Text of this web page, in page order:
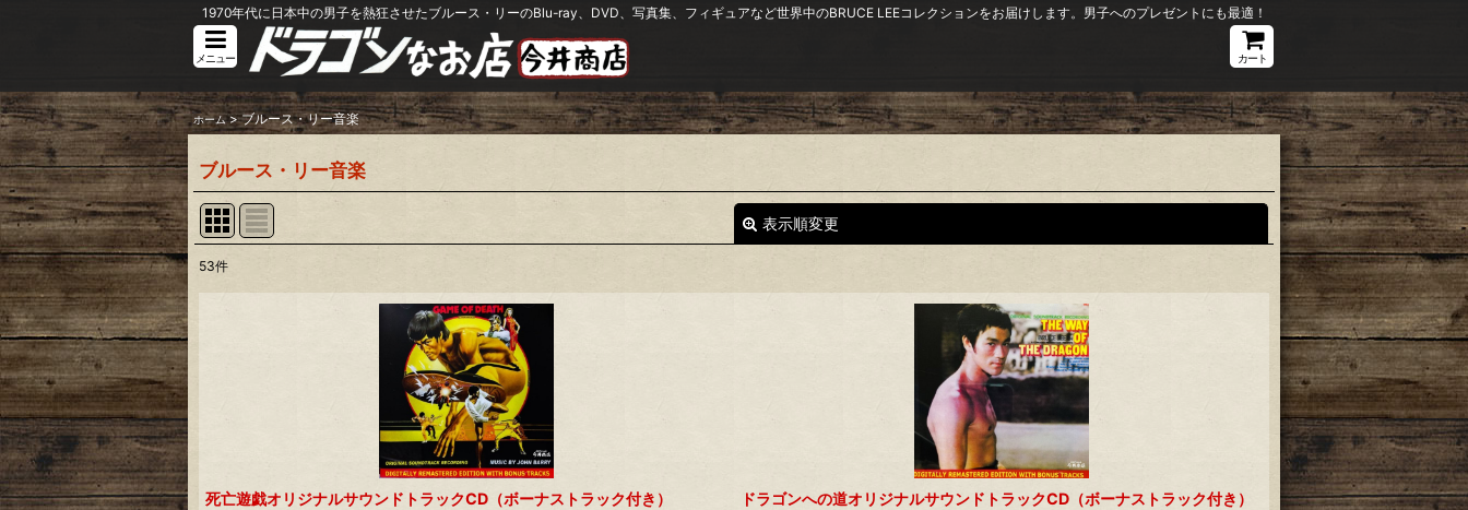
1970年代に日本中の男子を熱狂させたブルース・リーのBlu-ray、DVD、写真集、フィギュアなど世界中のBRUCE LEEコレクションをお届けします。男子へのプレゼントにも最適！
メニュー カート
ホーム > ブルース・リー音楽
ブルース・リー音楽
表示順変更
53件
死亡遊戯オリジナルサウンドトラックCD（ボーナストラック付き） ドラゴンへの道オリジナルサウンドトラックCD（ボーナストラック付き）